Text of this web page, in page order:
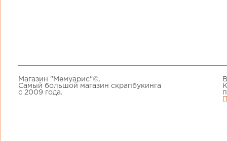
Магазин "Мемуарис"©.
Самый большой магазин скрапбукинга
с 2009 года.